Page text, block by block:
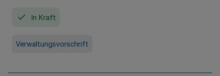
In Kraft
Verwaltungsvorschrift